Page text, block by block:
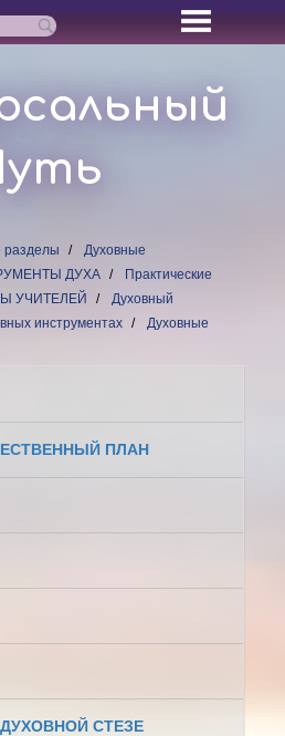
разделы
Духовные
ДУХА
Практические
УЧИТЕЛЕЙ
Духовный
инструментах
Духовные
ПЛАН
СТЕЗЕ